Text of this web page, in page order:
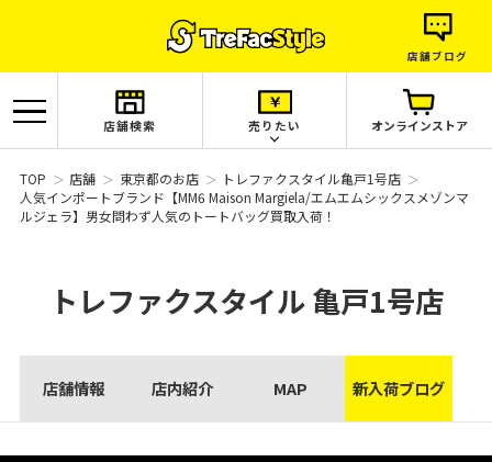
店舗ブログ
店舗検索 売りたい オンラインストア
TOP 店舗 東京都のお店
トレファクスタイル亀戸1号店
人気インポートブランド【MM6 Maison Margiela/エムエムシックスメゾンマ
ルジェラ】男女問わず人気のトートバッグ買取入荷！
トレファクスタイル亀戸1号店
店舗情報 店内紹介 MAP 新入荷ブログ